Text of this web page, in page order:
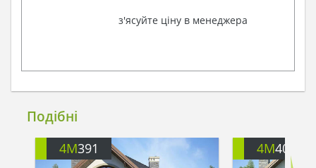
з'ясуйте ціну в менеджера
Подібні
4M391 4M401